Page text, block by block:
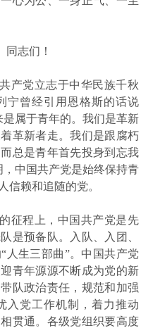
志们！
产党立志于中华民族千秋
宁曾经引用恩格斯的话说
属于青年的。我们是革新
革新者走。我们是跟腐朽
总是青年首先投身到忘我
中国共产党是始终保持青
信赖和追随的党。
征程上，中国共产党是先
是预备队。入队、入团、
“人生三部曲”。中国共产党
青年源源不断成为党的新
队政治责任，规范和加强
入党工作机制，着力推动
贯通。各级党组织要高度